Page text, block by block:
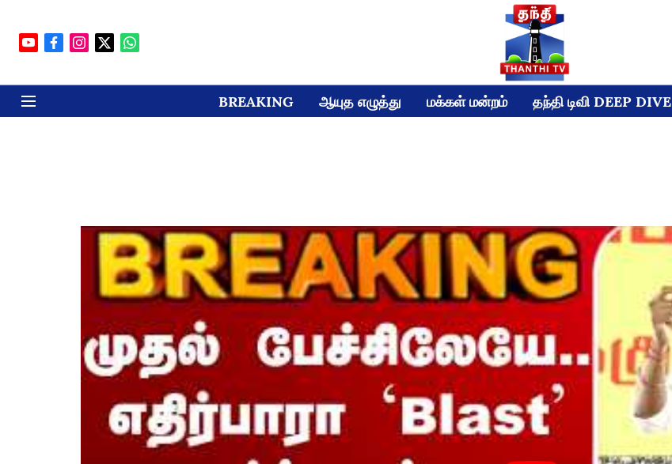
BREAKING ஆயுத எழுத்து மக்கள் மன்றம் தந்தி டிவி DEEP DIVE